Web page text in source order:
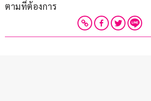
ตามที่ต้องการ